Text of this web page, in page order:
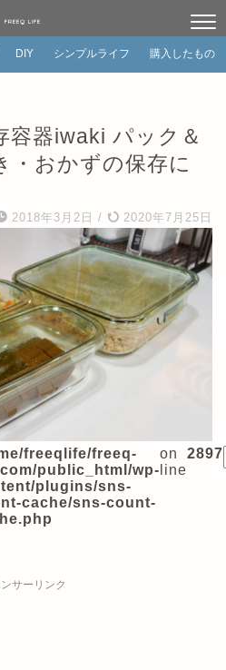
FREEQ LIFE
DIY シンプルライフ 購入したもの
容器iwaki パック＆
・おかずの保存に
2018年3月2日 / 2020年7月25日
freeqlife/freeq-
public_html/wp-
plugins/sns-
cache/sns-count-
on
line
2897
サーリンク